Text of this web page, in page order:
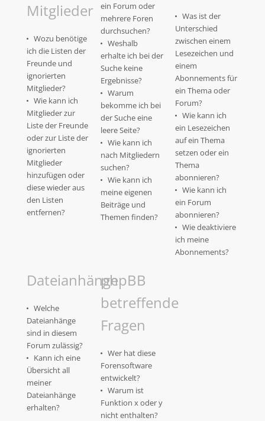
Mitglieder
Wozu benötige
ich die Listen der
Freunde und
ignorierten
Mitglieder?
Wie kann ich
Mitglieder zur
Liste der Freunde
oder zur Liste der
ignorierten
Mitglieder
hinzufügen oder
diese wieder aus
den Listen
entfernen?
ein Forum oder
mehrere Foren
durchsuchen?
Weshalb
erhalte ich bei der
Suche keine
Ergebnisse?
Warum
bekomme ich bei
der Suche eine
leere Seite?
Wie kann ich
nach Mitgliedern
suchen?
Wie kann ich
meine eigenen
Beiträge und
Themen finden?
Was ist der
Unterschied
zwischen einem
Lesezeichen und
einem
Abonnements für
ein Thema oder
Forum?
Wie kann ich
ein Lesezeichen
auf ein Thema
setzen oder ein
Thema
abonnieren?
Wie kann ich
ein Forum
abonnieren?
Wie deaktiviere
ich meine
Abonnements?
Dateianhänge
Welche
Dateianhänge
sind in diesem
Forum zulässig?
Kann ich eine
Übersicht all
meiner
Dateianhänge
erhalten?
phpBB
betreffende
Fragen
Wer hat diese
Forensoftware
entwickelt?
Warum ist
Funktion x oder y
nicht enthalten?